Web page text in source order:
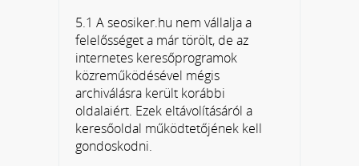
5.1 A seosiker.hu nem vállalja a
felelősséget a már törölt, de az
internetes keresőprogramok
közreműködésével mégis
archiválásra került korábbi
oldalaiért. Ezek eltávolításáról a
keresőoldal működtetőjének kell
gondoskodni.